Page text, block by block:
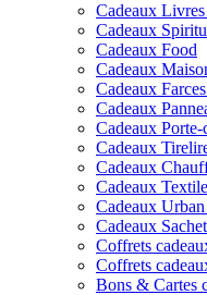
Cadeaux
Cadeaux
Cadeaux Food
Cadeaux
Cadeaux
Cadeaux
Cadeaux
Cadeaux
Cadeaux
Cadeaux
Cadeaux
Cadeaux
Coffrets
Coffrets
Bons & Cartes